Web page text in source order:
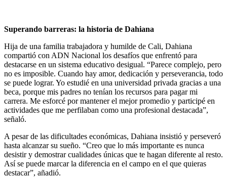
Superando barreras: la historia de Dahiana
Hija de una familia trabajadora y humilde de Cali, Dahiana
compartió con ADN Nacional los desafíos que enfrentó para
destacarse en un sistema educativo desigual. “Parece complejo, pero
no es imposible. Cuando hay amor, dedicación y perseverancia, todo
se puede lograr. Yo estudié en una universidad privada gracias a una
beca, porque mis padres no tenían los recursos para pagar mi
carrera. Me esforcé por mantener el mejor promedio y participé en
actividades que me perfilaban como una profesional destacada”,
señaló.
A pesar de las dificultades económicas, Dahiana insistió y perseveró
hasta alcanzar su sueño. “Creo que lo más importante es nunca
desistir y demostrar cualidades únicas que te hagan diferente al resto.
Así se puede marcar la diferencia en el campo en el que quieras
destacar”, añadió.